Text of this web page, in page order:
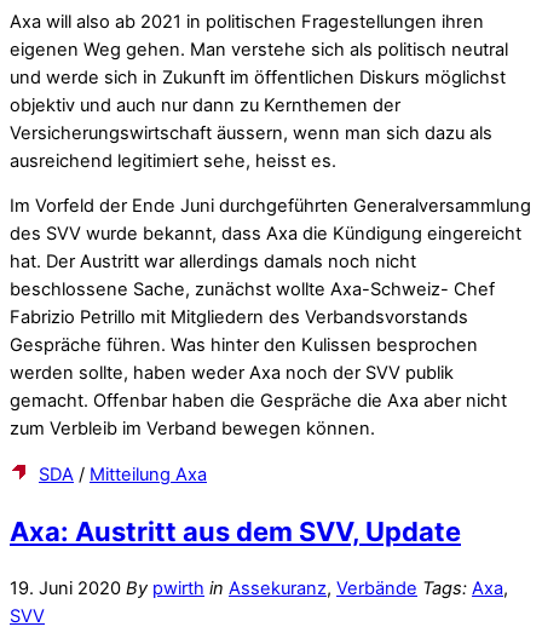
Axa will also ab 2021 in politischen Fragestellungen ihren
eigenen Weg gehen. Man verstehe sich als politisch neutral
und werde sich in Zukunft im öffentlichen Diskurs möglichst
objektiv und auch nur dann zu Kernthemen der
Versicherungswirtschaft äussern, wenn man sich dazu als
ausreichend legitimiert sehe, heisst es.
Im Vorfeld der Ende Juni durchgeführten Generalversammlung
des SVV wurde bekannt, dass Axa die Kündigung eingereicht
hat. Der Austritt war allerdings damals noch nicht
beschlossene Sache, zunächst wollte Axa-Schweiz- Chef
Fabrizio Petrillo mit Mitgliedern des Verbandsvorstands
Gespräche führen. Was hinter den Kulissen besprochen
werden sollte, haben weder Axa noch der SVV publik
gemacht. Offenbar haben die Gespräche die Axa aber nicht
zum Verbleib im Verband bewegen können.
SDA / Mitteilung Axa
Axa: Austritt aus dem SVV, Update
19. Juni 2020 By pwirth in Assekuranz, Verbände Tags: Axa,
SVV